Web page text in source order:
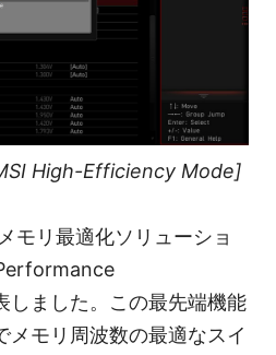
High-Efficiency Mode]
モリ最適化ソリューショ
しました。この最先端機能
モリ周波数の最適なスイ